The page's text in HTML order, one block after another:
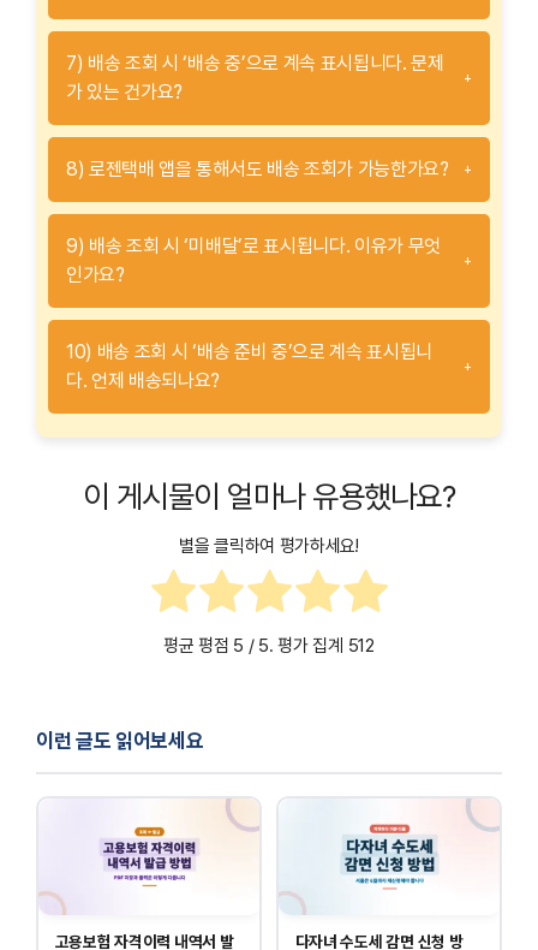
7) 배송 조회 시 ‘배송 중’으로 계속 표시됩니다. 문제
가 있는 건가요?
+
8) 로젠택배 앱을 통해서도 배송 조회가 가능한가요? +
9) 배송 조회 시 ‘미배달’로 표시됩니다. 이유가 무엇
인가요?
+
10) 배송 조회 시 ‘배송 준비 중’으로 계속 표시됩니
다. 언제 배송되나요?
+
이 게시물이 얼마나 유용했나요?
별을 클릭하여 평가하세요!
평균 평점 5 / 5. 평가 집계 512
이런 글도 읽어보세요
고용보험 자격이력 내역서 발
다자녀 수도세 감면 신청 방